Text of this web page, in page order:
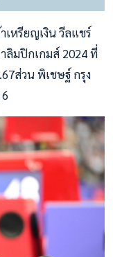
หรียญเงิน วีลแชร์
ลิมปิกเกมส์ 2024 ที่
ส่วน พิเชษฐ์ กรุง